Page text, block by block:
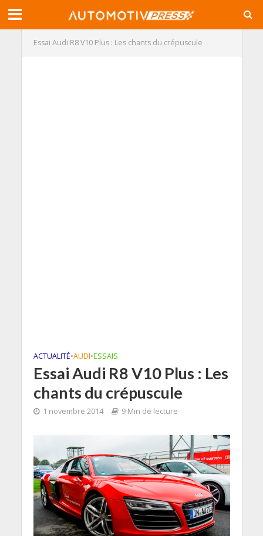
Essai Audi R8 V10 Plus : Les chants du crépuscule
ACTUALITÉ•AUDI•ESSAIS
Essai Audi R8 V10 Plus : Les
chants du crépuscule
1 novembre 2014 9 Min de lecture